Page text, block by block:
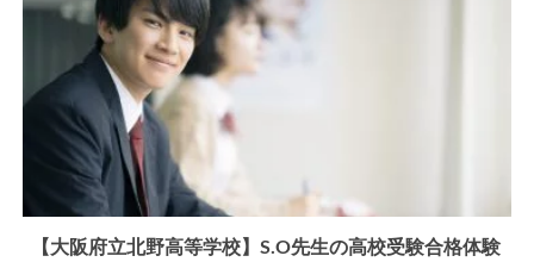
【大阪府立北野高等学校】S.O先生の高校受験合格体験